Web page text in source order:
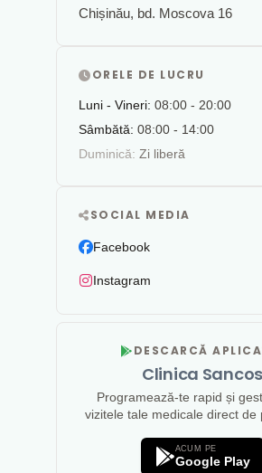
Chișinău, bd. Moscova 16
ORELE DE LUCRU
Luni - Vineri: 08:00 - 20:00
Sâmbătă: 08:00 - 14:00
Duminică: Zi liberă
SOCIAL MEDIA
Facebook
Instagram
DESCARCĂ
Clinica Sancos
Programează-te rapid și
vizitele tale medicale direct de
ACUM PE
Google Play